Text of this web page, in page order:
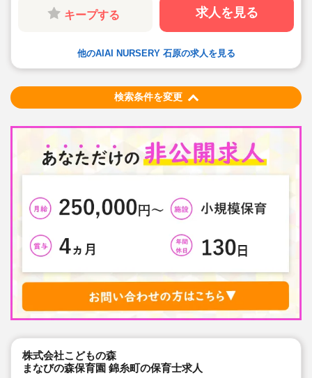
います。異文化にふれることで社会性や国際理解を深め
ています
★食育プログラムとして、食糧生産から消費までの過程
★60名定員など中規模園を中心に「もう一つの家」をコ
★ICT技術を導入し、事務作業や午睡時の安全確認、保護
者の方とのやり取り等を効率化されています
★子どもたち一人一人と向き合った保育を実施していま
キープする 求人を見る
他のAIAI NURSERY 石原の求人を見る
検索条件を変更
株式会社こどもの森
まなびの森保育園 錦糸町の保育士求人